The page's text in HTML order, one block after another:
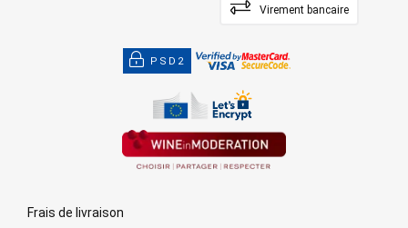
Virement bancaire
PSD2
Frais de livraison